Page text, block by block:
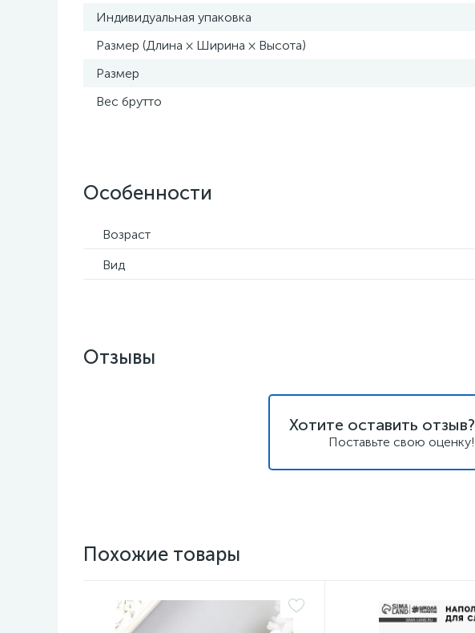
Индивидуальная упаковка
Размер (Длина × Ширина × Высота)
Размер
Вес брутто
Особенности
Возраст
Вид
Отзывы
Хотите оставить отзыв?
Поставьте свою оценку!
Похожие товары